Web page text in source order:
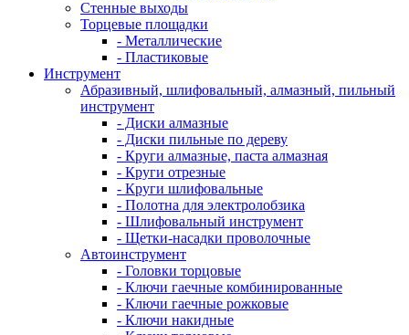
Стенные выходы
Торцевые площадки
- Металлические
- Пластиковые
Инструмент
Абразивный, шлифовальный, алмазный, пильный
инструмент
- Диски алмазные
- Диски пильные по дереву
- Круги алмазные, паста алмазная
- Круги отрезные
- Круги шлифовальные
- Полотна для электролобзика
- Шлифовальный инструмент
- Щетки-насадки проволочные
Автоинструмент
- Головки торцовые
- Ключи гаечные комбинированные
- Ключи гаечные рожковые
- Ключи накидные